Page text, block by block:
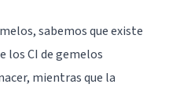
sabemos que existe
CI de gemelos
mientras que la